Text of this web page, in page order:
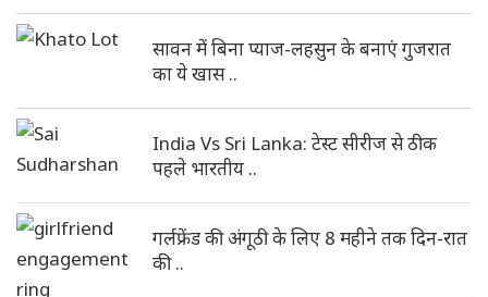
सावन में बिना प्याज-लहसुन के बनाएं गुजरात
का ये खास ..
India Vs Sri Lanka: टेस्ट सीरीज से ठीक
पहले भारतीय ..
गर्लफ्रेंड की अंगूठी के लिए 8 महीने तक दिन-रात
की ..